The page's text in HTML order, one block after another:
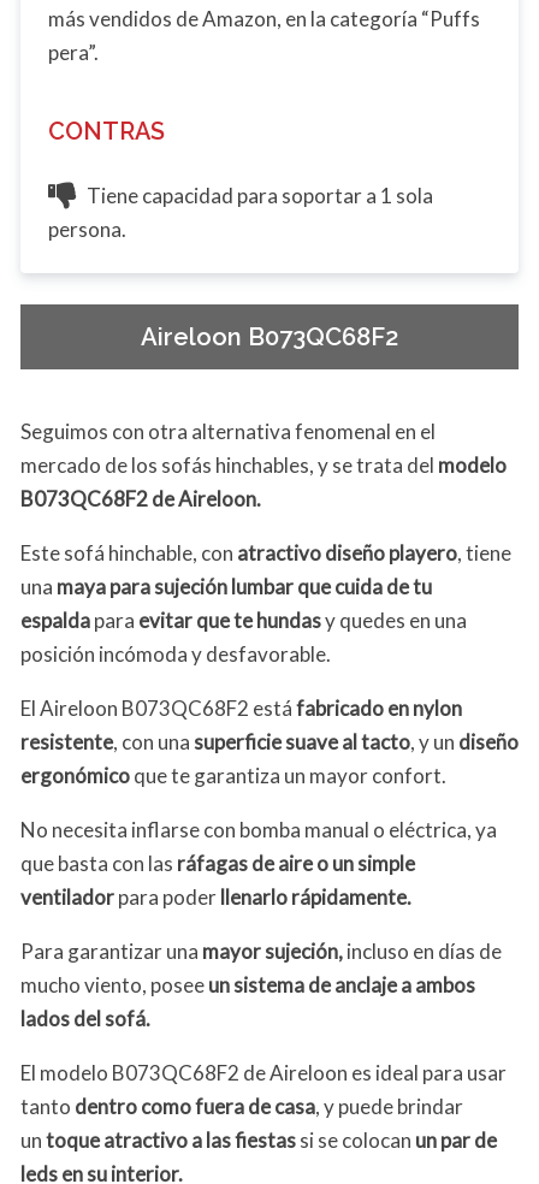
más vendidos de Amazon, en la categoría “Puffs
pera”.
CONTRAS
Tiene capacidad para soportar a 1 sola
persona.
Aireloon B073QC68F2
Seguimos con otra alternativa fenomenal en el
mercado de los sofás hinchables, y se trata del modelo
B073QC68F2 de Aireloon.
Este sofá hinchable, con atractivo diseño playero, tiene
una maya para sujeción lumbar que cuida de tu
espaldapara evitar que te hundasy quedes en una
posición incómoda y desfavorable.
El Aireloon B073QC68F2 estáfabricado en nylon
resistente, con una superficie suave al tacto, y un diseño
ergonómicoque te garantiza un mayor confort.
No necesita inflarse con bomba manual o eléctrica, ya
que basta con las ráfagas de aire o un simple
ventiladorpara poderllenarlo rápidamente.
Para garantizar una mayor sujeción,incluso en días de
mucho viento, poseeun sistema de anclaje a ambos
lados del sofá.
El modelo B073QC68F2 de Aireloon es ideal para usar
tanto dentro como fuera de casa, y puede brindar
untoque atractivo a las fiestassi se colocan un par de
leds en su interior.